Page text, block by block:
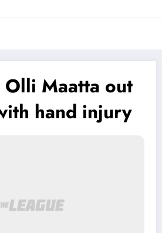
Trivela
L'actualité du football
Olli Maatta out
hand injury